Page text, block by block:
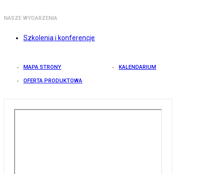
NASZE WYDARZENIA
Szkolenia i konferencje
MAPA STRONY KALENDARIUM
OFERTA PRODUKTOWA